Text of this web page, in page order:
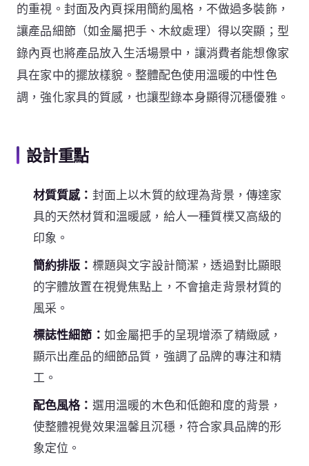
的重視。封面及內頁採用簡約風格，不做過多裝飾，
讓產品細節（如金屬把手、木紋處理）得以突顯；型
錄內頁也將產品放入生活場景中，讓消費者能想像家
具在家中的擺放樣貌。整體配色使用溫暖的中性色
調，強化家具的質感，也讓型錄本身顯得沉穩優雅。
設計重點
材質質感： 封面上以木質的紋理為背景，傳達家
具的天然材質和溫暖感，給人一種質樸又高級的
印象。
簡約排版： 標題與文字設計簡潔，透過對比顯眼
的字體放置在視覺焦點上，不會搶走背景材質的
風采。
標誌性細節： 如金屬把手的呈現增添了精緻感，
顯示出產品的細節品質，強調了品牌的專注和精
工。
配色風格： 選用溫暖的木色和低飽和度的背景，
使整體視覺效果溫馨且沉穩，符合家具品牌的形
象定位。